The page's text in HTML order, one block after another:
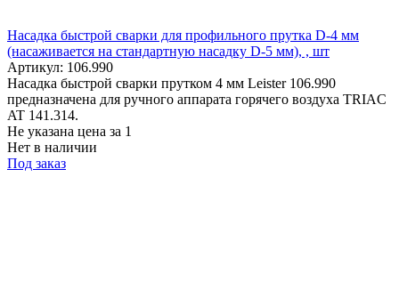
Насадка быстрой сварки для профильного прутка D-4 мм
(насаживается на стандартную насадку D-5 мм), , шт
Артикул: 106.990
Насадка быстрой сварки прутком 4 мм Leister 106.990
предназначена для ручного аппарата горячего воздуха TRIAC
AT 141.314.
Не указана цена за 1
Нет в наличии
Под заказ